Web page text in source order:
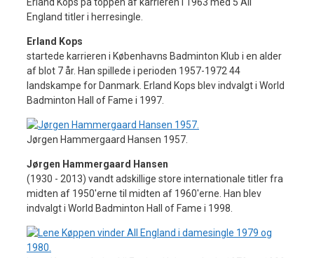
England titler i herresingle.
Erland Kops
startede karrieren i Københavns Badminton Klub i en alder
af blot 7 år. Han spillede i perioden 1957-1972 44
landskampe for Danmark. Erland Kops blev indvalgt i World
Badminton Hall of Fame i 1997.
Jørgen Hammergaard Hansen 1957.
Jørgen Hammergaard Hansen
(1930 - 2013) vandt adskillige store internationale titler fra
midten af 1950'erne til midten af 1960'erne. Han blev
indvalgt i World Badminton Hall of Fame i 1998.